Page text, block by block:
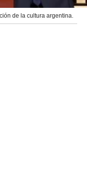
de la cultura argentina.